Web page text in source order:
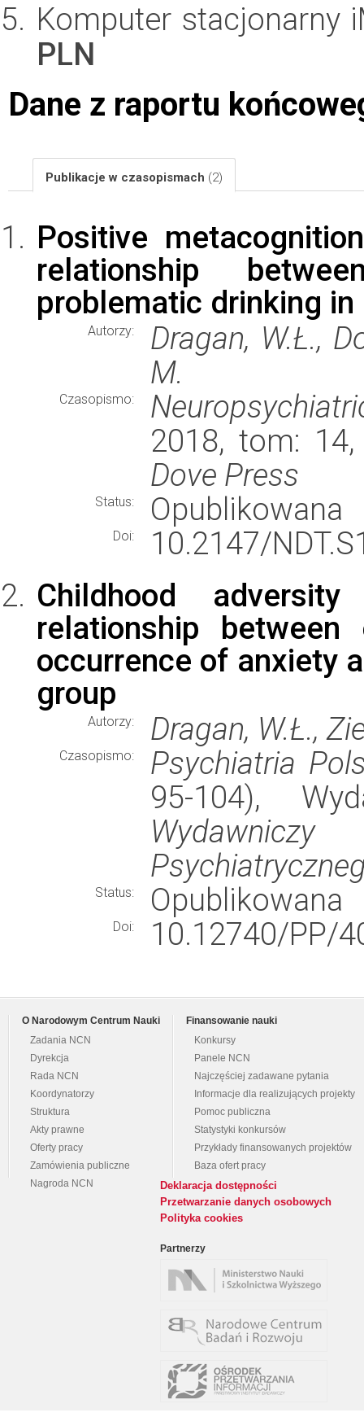
Komputer stacjonarny
PLN
Dane z raportu
Publikacje w czasopismach (2)
Positive
relationship
problematic drinking
Autorzy:
Dragan, W.Ł.,
M.
Czasopismo:
2018, tom:
Dove Press
Status: Opublikowana
Doi:
10.2147/
Childhood
relationship
occurrence of anxiety
group
Autorzy: Dragan, W.Ł.,
Czasopismo:
Psychiatria
95-104),
Status: Opublikowana
Doi: 10.12740/PP/
O Narodowym Centrum Nauki
Zadania NCN
Dyrekcja
Rada NCN
Koordynatorzy
Struktura
Akty prawne
Oferty pracy
Zamówienia publiczne
Nagroda NCN
Finansowanie nauki
Konkursy
Panele NCN
Najczęściej zadawane pytania
Informacje dla realizujących projekty
Pomoc publiczna
Statystyki konkursów
Przykłady finansowanych projektów
Baza ofert pracy
Deklaracja dostępności
Przetwarzanie danych osobowych
Polityka cookies
Partnerzy